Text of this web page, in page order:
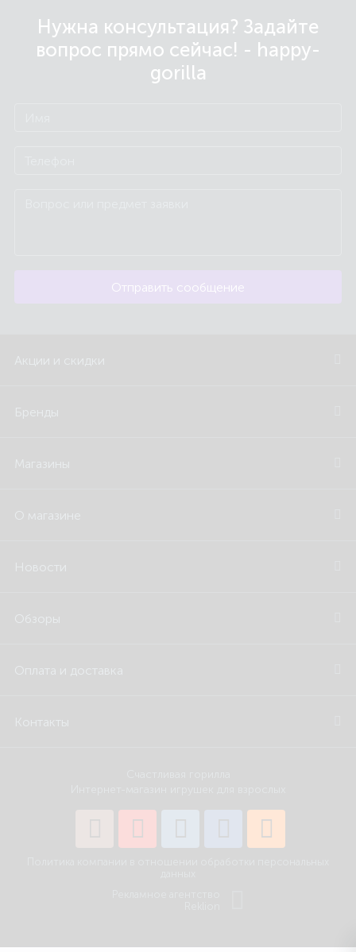
Нужна консультация? Задайте
вопрос прямо сейчас! - happy-
gorilla
Отправить сообщение
Акции и скидки
Бренды
Магазины
О магазине
Новости
Обзоры
Оплата и доставка
Контакты